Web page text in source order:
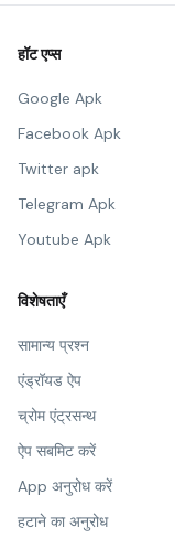
हॉट एप्स
Google Apk
Facebook Apk
Twitter apk
Telegram Apk
Youtube Apk
विशेषताएँ
सामान्य प्रश्न
एंड्रॉयड ऐप
च्रोम एंट्रसन्थ
ऐप सबमिट करें
App अनुरोध करें
हटाने का अनुरोध